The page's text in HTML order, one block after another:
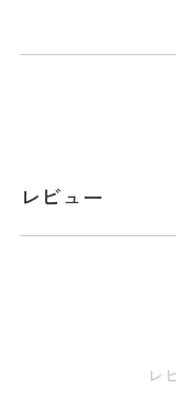
CORDURA(R)
メーカー品番：
レビュー
レ